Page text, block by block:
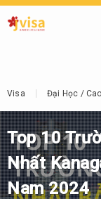
Visa Đại Học /
Top 10
Nhất
Nam 2024